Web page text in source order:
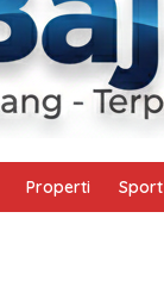
Properti Sport